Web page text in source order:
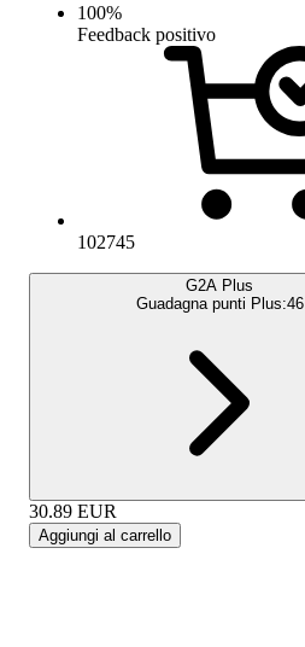
100%
Feedback positivo
102745
G2A Plus
Guadagna punti Plus:46
30.89 EUR
Aggiungi al carrello